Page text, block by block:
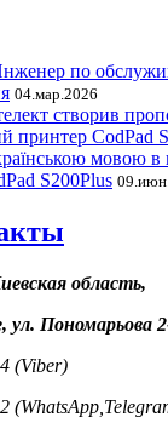
по
04.мар.2026
створив
принтер CodPad
мовою в
S200Plus
область,
ул. Пономарьова
(Viber)